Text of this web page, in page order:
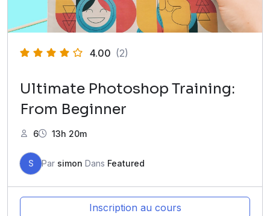
4.00 (2)
Ultimate Photoshop Training:
From Beginner
6 13h 20m
S Par simon Dans Featured
Inscription au cours